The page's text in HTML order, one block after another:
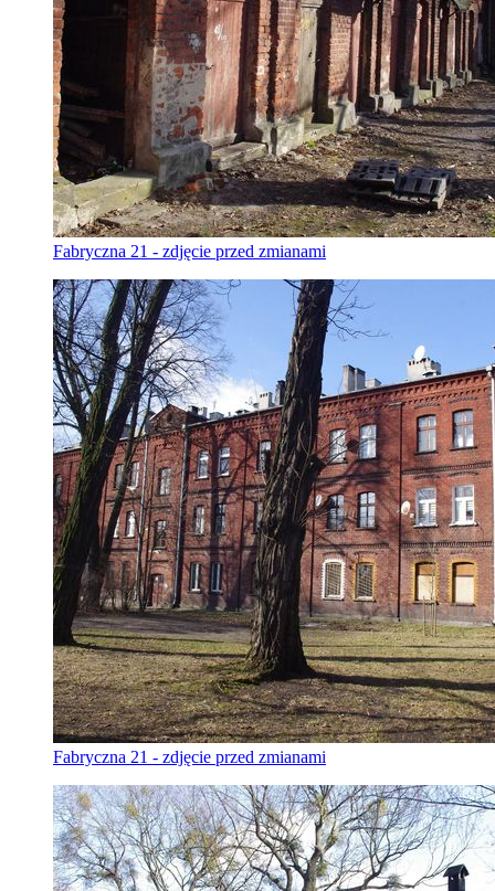
Fabryczna 21 - zdjęcie przed zmianami
Fabryczna 21 - zdjęcie przed zmianami